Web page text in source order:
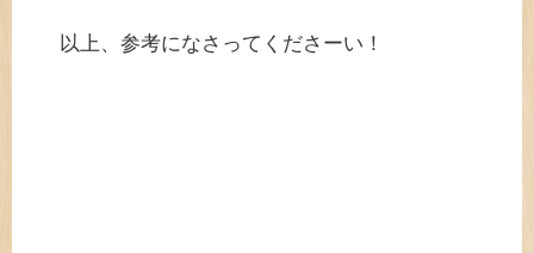
以上、参考になさってくださーい！